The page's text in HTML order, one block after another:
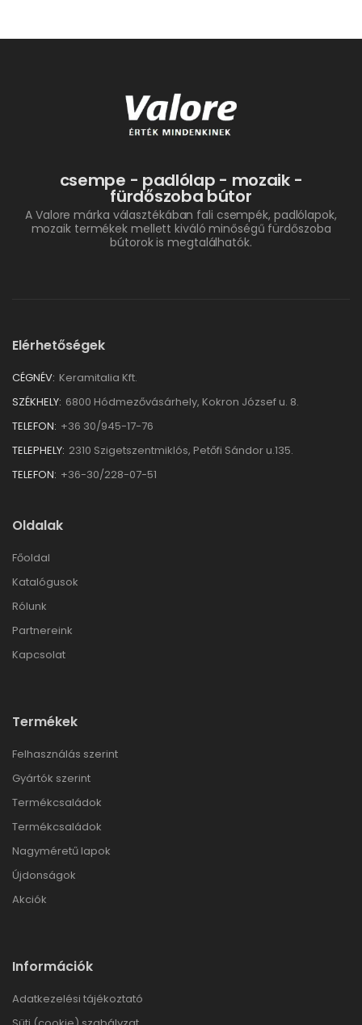
csempe - padlólap - mozaik -
fürdőszoba bútor
A Valore márka választékában fali csempék, padlólapok,
mozaik termékek mellett kiváló minőségű fürdőszoba
bútorok is megtalálhatók.
Elérhetőségek
CÉGNÉV: Keramitalia Kft.
SZÉKHELY: 6800 Hódmezővásárhely, Kokron József u. 8.
TELEFON: +36 30/945-17-76
TELEPHELY: 2310 Szigetszentmiklós, Petőfi Sándor u.135.
TELEFON: +36-30/228-07-51
Oldalak
Főoldal
Katalógusok
Rólunk
Partnereink
Kapcsolat
Termékek
Felhasználás szerint
Gyártók szerint
Termékcsaládok
Termékcsaládok
Nagyméretű lapok
Újdonságok
Akciók
Információk
Adatkezelési tájékoztató